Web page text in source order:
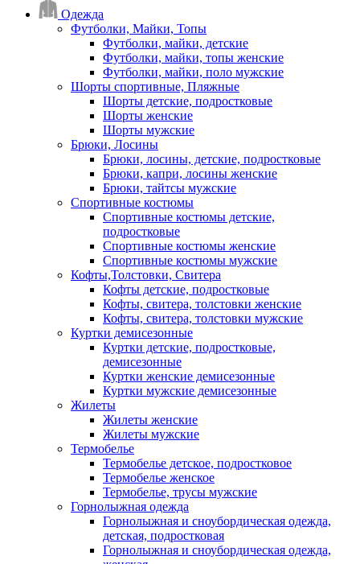
Одежда
Футболки, Майки, Топы
Футболки, майки, детские
Футболки, майки, топы женские
Футболки, майки, поло мужские
Шорты спортивные, Пляжные
Шорты детские, подростковые
Шорты женские
Шорты мужские
Брюки, Лосины
Брюки, лосины, детские, подростковые
Брюки, капри, лосины женские
Брюки, тайтсы мужские
Спортивные костюмы
Спортивные костюмы детские,
подростковые
Спортивные костюмы женские
Спортивные костюмы мужские
Кофты,Толстовки, Свитера
Кофты детские, подростковые
Кофты, свитера, толстовки женские
Кофты, свитера, толстовки мужские
Куртки демисезонные
Куртки детские, подростковые,
демисезонные
Куртки женские демисезонные
Куртки мужские демисезонные
Жилеты
Жилеты женские
Жилеты мужские
Термобелье
Термобелье детское, подростковое
Термобелье женское
Термобелье, трусы мужские
Горнолыжная одежда
Горнолыжная и сноубордическая одежда,
детская, подростковая
Горнолыжная и сноубордическая одежда,